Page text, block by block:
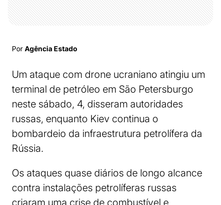
Por Agência Estado
Um ataque com drone ucraniano atingiu um
terminal de petróleo em São Petersburgo
neste sábado, 4, disseram autoridades
russas, enquanto Kiev continua o
bombardeio da infraestrutura petrolífera da
Rússia.
Os ataques quase diários de longo alcance
contra instalações petrolíferas russas
criaram uma crise de combustível e